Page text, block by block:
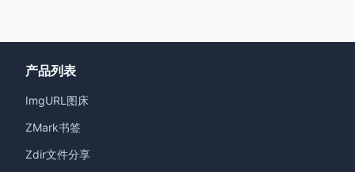
产品列表
ImgURL图床
ZMark书签
Zdir文件分享